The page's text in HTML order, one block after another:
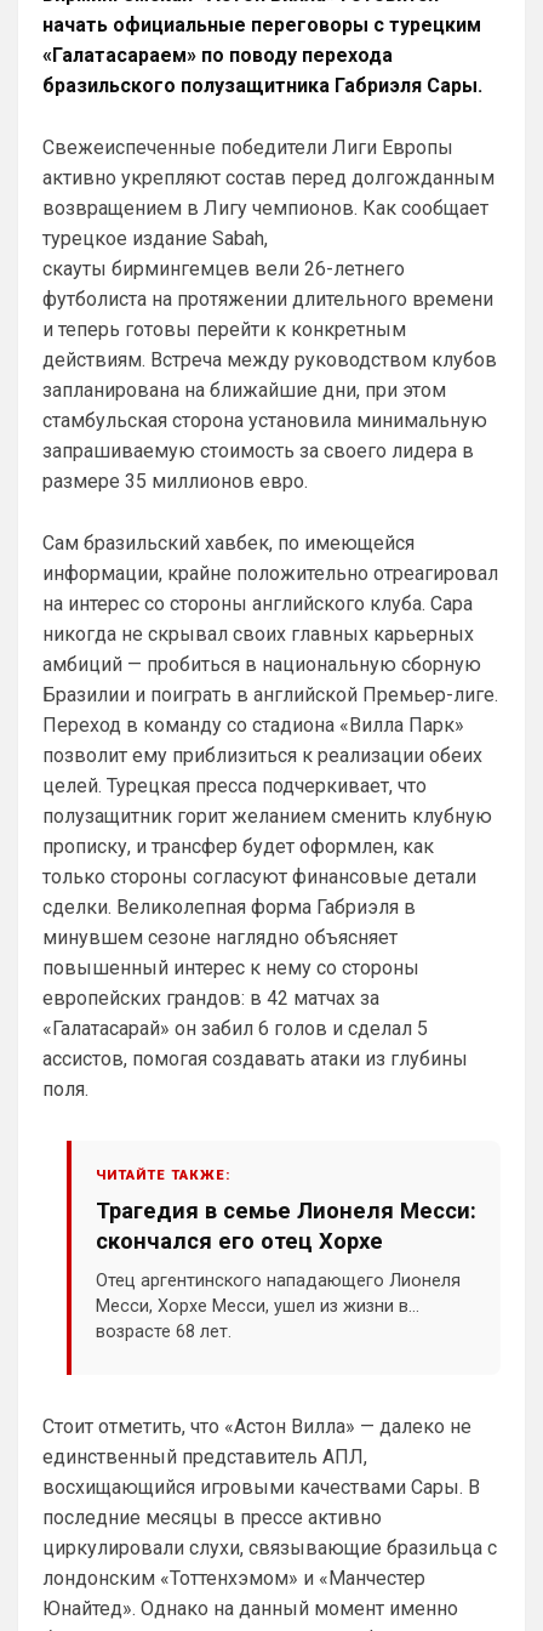
начать официальные переговоры с турецким
«Галатасараем» по поводу перехода
бразильского полузащитника Габриэля Сары.
Свежеиспеченные победители Лиги Европы
активно укрепляют состав перед долгожданным
возвращением в Лигу чемпионов. Как сообщает
турецкое издание Sabah,
скауты бирмингемцев вели 26-летнего
футболиста на протяжении длительного времени
и теперь готовы перейти к конкретным
действиям. Встреча между руководством клубов
запланирована на ближайшие дни, при этом
стамбульская сторона установила минимальную
запрашиваемую стоимость за своего лидера в
размере 35 миллионов евро.
Сам бразильский хавбек, по имеющейся
информации, крайне положительно отреагировал
на интерес со стороны английского клуба. Сара
никогда не скрывал своих главных карьерных
амбиций — пробиться в национальную сборную
Бразилии и поиграть в английской Премьер-лиге.
Переход в команду со стадиона «Вилла Парк»
позволит ему приблизиться к реализации обеих
целей. Турецкая пресса подчеркивает, что
полузащитник горит желанием сменить клубную
прописку, и трансфер будет оформлен, как
только стороны согласуют финансовые детали
сделки. Великолепная форма Габриэля в
минувшем сезоне наглядно объясняет
повышенный интерес к нему со стороны
европейских грандов: в 42 матчах за
«Галатасарай» он забил 6 голов и сделал 5
ассистов, помогая создавать атаки из глубины
поля.
ЧИТАЙТЕ ТАКЖЕ:
Трагедия в семье Лионеля Месси:
скончался его отец Хорхе
Отец аргентинского нападающего Лионеля
Месси, Хорхе Месси, ушел из жизни в
возрасте 68 лет.
Стоит отметить, что «Астон Вилла» — далеко не
единственный представитель АПЛ,
восхищающийся игровыми качествами Сары. В
последние месяцы в прессе активно
циркулировали слухи, связывающие бразильца с
лондонским «Тоттенхэмом» и «Манчестер
Юнайтед». Однако на данный момент именно
млрд Мудриканских игроков и кайфуете.
Аристократ• 20:26
Ответ для Канонир
нужно быть конченным отморозью, чтобы
выбрать этот клуб. Одно дело при РА,
Приезжайте к нам на базу , трофеи
большие посмотрите , на игроков
дорогих тоже …а то у вас из дорогого
только Хаверц😁
Канонир• 20:27
Отмечу сразу, что мы тоже через это
прошли, ужасное время было
трансферов, после Венгера, но и сейчас
нет надежды, что все удержится, уж
больно хрупко все в нашем доме.
Однако предпочтительней выбрать
Арсенал сейчас, чем Челси, и при этом,
нет даже аргумента ни одного в пользу
Аристократ• 20:27
Ответ для Канонир
прошли, ужасное время было трансферов,
после Венгера, но и сейчас нет надежды,
Ладно, извиняюсь, я увлекся 🤝
Канонир • 20:28
Ответ для Аристократ
Как там дела с трансфером Роджерса ?Или
Винисиуса ?Может есть успехи в
подписании Альвареса ?)Я смотрю Арсенал
и слава богу, что ни одного из них не
взяли. Винисиуса лишь, наверное ты
хочешь получить, надеюсь в Челси
такой бредовой идеей не страдают. Что
касается Роджерса, то сумма трансфера
поэтому не потеря. Поверь, товарищ, все
еще будет у нас, время есть
Ответ для Канонир
и продавать …не всегда это было к месту
и нужно, но мы это умеем. И систему
нагибать тоже )
Канонир• 20:29
Ответ для Аристократ
Приезжайте к нам на базу , трофеи большие
прошлым на титулы и трофеи. Давайте
не будем измерять прошлыми
заслугами. Давайте смотреть
настоящим. Я ниразу не приуменьшил
заслуги Челси при РА, но уже трижды
отметил неудачников американских.
Канонир• 20:30